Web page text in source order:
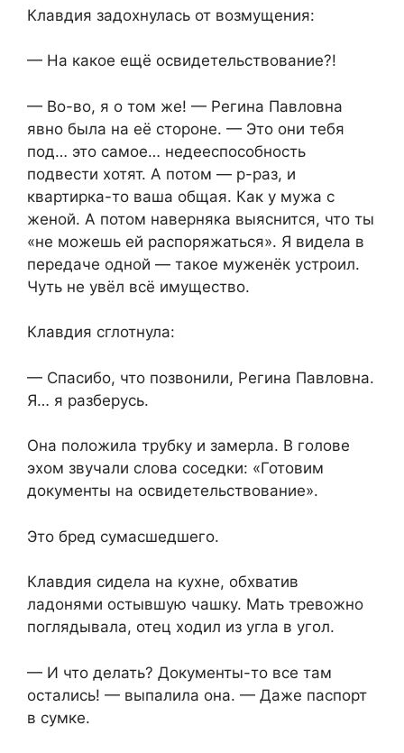
Клавдия задохнулась от возмущения:
— На какое ещё освидетельствование?!
— Во-во, я о том же! — Регина Павловна
явно была на её стороне. — Это они тебя
под… это самое… недееспособность
подвести хотят. А потом — р-раз, и
квартирка-то ваша общая. Как у мужа с
женой. А потом наверняка выяснится, что ты
«не можешь ей распоряжаться». Я видела в
передаче одной — такое муженёк устроил.
Чуть не увёл всё имущество.
Клавдия сглотнула:
— Спасибо, что позвонили, Регина Павловна.
Я… я разберусь.
Она положила трубку и замерла. В голове
эхом звучали слова соседки: «Готовим
документы на освидетельствование».
Это бред сумасшедшего.
Клавдия сидела на кухне, обхватив
ладонями остывшую чашку. Мать тревожно
поглядывала, отец ходил из угла в угол.
— И что делать? Документы-то все там
остались! — выпалила она. — Даже паспорт
в сумке.